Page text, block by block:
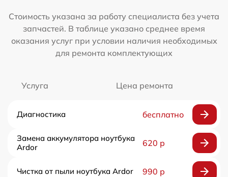
Стоимость указана за работу специалиста без учета
запчастей. В таблице указано среднее время
оказания услуг при условии наличия необходимых
для ремонта комплектующих
Услуга Цена ремонта
Диагностика бесплатно
Замена аккумулятора ноутбука
Ardor
620 р
Чистка от пыли ноутбука Ardor 990 р